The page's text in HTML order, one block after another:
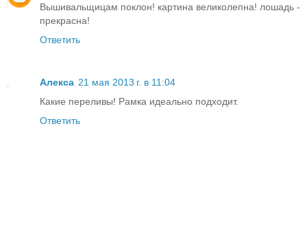
Вышивальщицам поклон! картина великолепна! лошадь -
прекрасна!
Ответить
Алекса 21 мая 2013 г. в 11:04
Какие переливы! Рамка идеально подходит.
Ответить